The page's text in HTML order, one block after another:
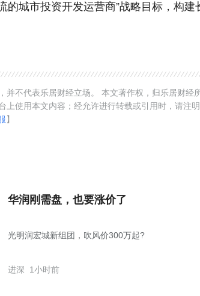
的城市投资开发运营商”战略目标，构建
并不代表乐居财经立场。 本文著作权，归乐居财经
上使用本文内容；经允许进行转载或引用时，请注
】
华润刚需盘，也要涨价了
光明润宏城新组团，吹风价300万起?
进深 1小时前